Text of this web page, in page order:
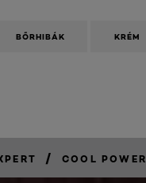
BŐRHIBÁK KRÉM
/ COOL POWER